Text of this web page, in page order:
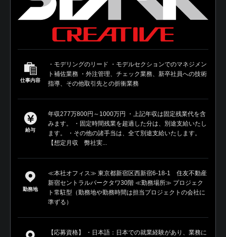
仕事内容
・モデリングのリード ・モデルセクションでのマネジメン
ト補佐業務 ・外注管理、チェック業務、新卒社員への技術
指導、その他取引先との折衝業務
給与
年収277万800円～1000万円 ・上記年収は固定残業代を含
みます。 ・固定時間残業を超過した分は、別途支給いたし
ます。 ・その他の諸手当は、全て別途支給いたします。
【想定月収 弊社実...
勤務地
≪本社オフィス≫ 東京都新宿区西新宿6-18-1 住友不動産
新宿セントラルパークタワ30階 ≪勤務場所≫ プロジェク
ト常駐型（勤務地や勤務時間は担当プロジェクトの会社に
準ずる）
【応募資格】 ・日本語：日本での就業経験があり、業務に